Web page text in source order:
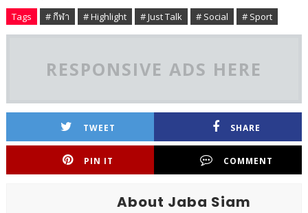
Tags # กีฬา # Highlight # Just Talk # Social # Sport
RESPONSIVE ADS HERE
TWEET SHARE
PIN IT COMMENT
About Jaba Siam